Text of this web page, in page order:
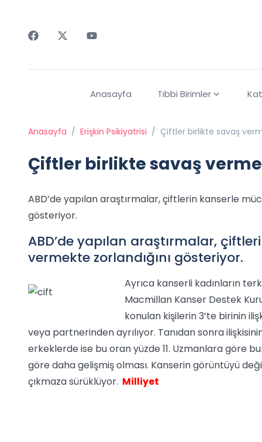
Anasayfa Tıbbi Birimler
Anasayfa / Erişkin Psikiyatrisi / Çiftler birlikte savaş
Çiftler birlikte savaş
ABD’de yapılan araştırmalar, çiftlerin kanserle
gösteriyor.
ABD’de yapılan araştırmalar,
vermekte zorlandığını gösteriyor.
Ayrıca kanserli kadınların
Macmillan Kanser Destek
konulan kişilerin 3’te birinin
veya partnerinden ayrılıyor. Tanıdan sonra
erkeklerde ise bu oran yüzde 11. Uzmanlara göre
göre daha gelişmiş olması. Kanserin görüntüyü
çıkmaza sürüklüyor. Milliyet